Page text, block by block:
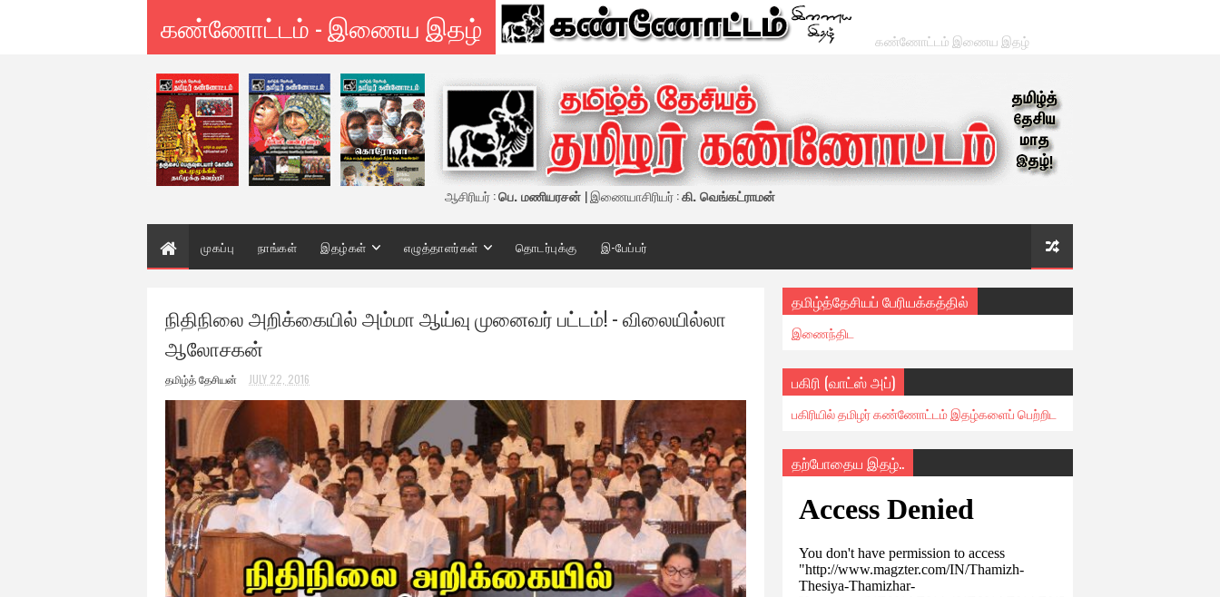
கண்ணோட்டம் - இணைய இதழ் கண்ணோட்டம் இணைய இதழ்
ஆசிரியர் :பெ. மணியரசன் | இணையாசிரியர் :கி. வெங்கட்ராமன்
முகப்பு நாங்கள் இதழ்கள் எழுத்தாளர்கள் தொடர்புக்கு இ-பேப்பர்
நிதிநிலை அறிக்கையில் அம்மா ஆய்வு முனைவர் பட்டம்! - விலையில்லா
ஆலோசகன்
தமிழ்த் தேசியன் JULY 22, 2016
தமிழ்த்தேசியப் பேரியக்கத்தில்
இணைந்திட
பகிரி (வாட்ஸ் அப்)
பகிரியில் தமிழர் கண்ணோட்டம் இதழ்களைப் பெற்றிட
தற்போதைய இதழ்..